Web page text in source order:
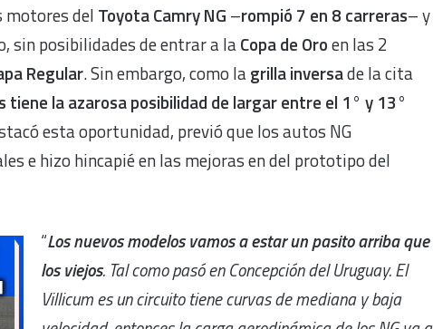
motores del Toyota Camry NG –rompió 7 en 8 carreras– y
sin posibilidades de entrar a laCopa de Oroen las 2
Regular. Sin embargo, como lagrilla inversade la cita
tiene la azarosa posibilidad de largar entre el 1° y 13°
esta oportunidad, previó que los autos NG
e hizo hincapié en las mejoras en del prototipo del
“Los nuevos modelos vamos a estar un pasito arriba que
los viejos. Tal como pasó en Concepción del Uruguay. El
Villicum es un circuito tiene curvas de mediana y baja